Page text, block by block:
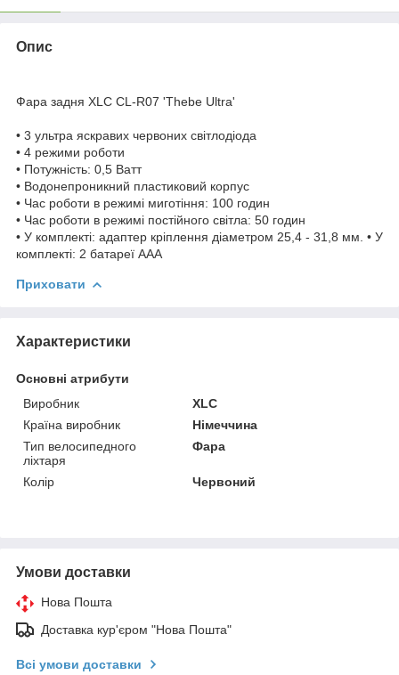
Опис
Фара задня XLC CL-R07 'Thebe Ultra'
• 3 ультра яскравих червоних світлодіода
• 4 режими роботи
• Потужність: 0,5 Ватт
• Водонепроникний пластиковий корпус
• Час роботи в режимі миготіння: 100 годин
• Час роботи в режимі постійного світла: 50 годин
• У комплекті: адаптер кріплення діаметром 25,4 - 31,8 мм. • У
комплекті: 2 батареї ААА
Приховати
Характеристики
Основні атрибути
Виробник
XLC
Країна виробник
Німеччина
Тип велосипедного
ліхтаря
Фара
Колір Червоний
Умови доставки
Нова Пошта
Доставка кур'єром "Нова Пошта"
Всі умови доставки